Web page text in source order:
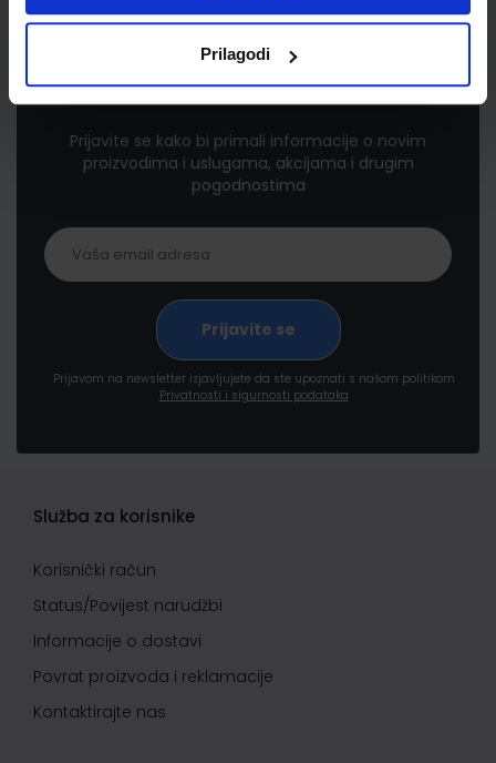
Prilagodi
Newsletter prijava
Prijavite se kako bi primali informacije o novim
proizvodima i uslugama, akcijama i drugim
pogodnostima
Prijavom na newsletter izjavljujete da ste upoznati s našom politikom
Privatnosti i sigurnosti podataka
Služba za korisnike
Korisnički račun
Status/Povijest narudžbi
Informacije o dostavi
Povrat proizvoda i reklamacije
Kontaktirajte nas